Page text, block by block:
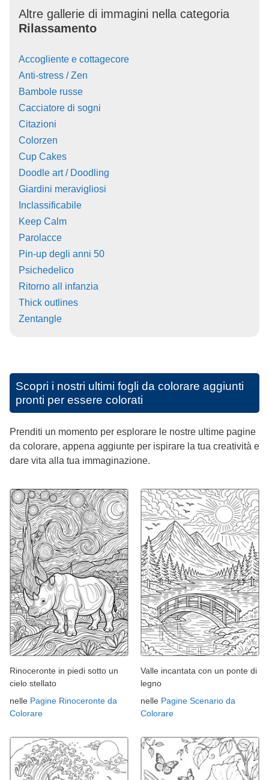
Altre gallerie di immagini nella categoria
Rilassamento
Accogliente e cottagecore
Anti-stress / Zen
Bambole russe
Cacciatore di sogni
Citazioni
Colorzen
Cup Cakes
Doodle art / Doodling
Giardini meravigliosi
Inclassificabile
Keep Calm
Parolacce
Pin-up degli anni 50
Psichedelico
Ritorno all infanzia
Thick outlines
Zentangle
Scopri i nostri ultimi fogli da colorare aggiunti
pronti per essere colorati
Prenditi un momento per esplorare le nostre ultime pagine
da colorare, appena aggiunte per ispirare la tua creatività e
dare vita alla tua immaginazione.
Rinoceronte in piedi sotto un
cielo stellato
nelle Pagine Rinoceronte da
Colorare
Valle incantata con un ponte di
legno
nelle Pagine Scenario da
Colorare